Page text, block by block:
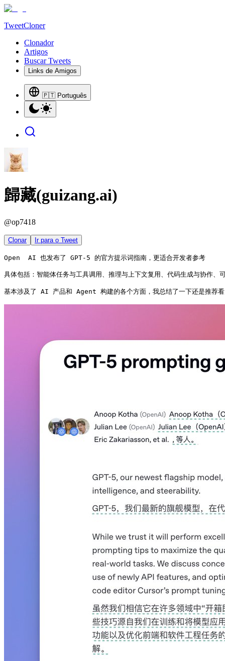
TweetCloner
Clonador
Artigos
Buscar Tweets
Links de Amigos
🇵🇹 Português
歸藏(guizang.ai)
@op7418
Clonar Ir para o Tweet
Open  AI 也发布了 GPT-5 的官方提示词指南，更适合开发者参考
具体包括：智能体任务与工具调用、推理与上下文复用、代码生成与协
基本涉及了 AI 产品和 Agent 构建的各个方面，我总结了一下还是推荐